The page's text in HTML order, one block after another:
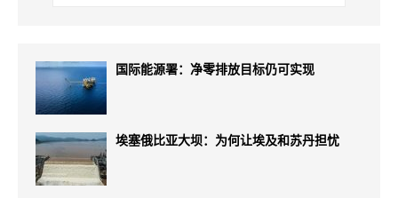
国际能源署：净零排放目标仍可实现
埃塞俄比亚大坝：为何让埃及和苏丹担忧